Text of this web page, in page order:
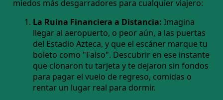
miedos más desgarradores para cualquier viajero:
La Ruina Financiera a Distancia: Imagina
llegar al aeropuerto, o peor aún, a las puertas
del Estadio Azteca, y que el escáner marque tu
boleto como "Falso". Descubrir en ese instante
que clonaron tu tarjeta y te dejaron sin fondos
para pagar el vuelo de regreso, comidas o
rentar un lugar real para dormir.